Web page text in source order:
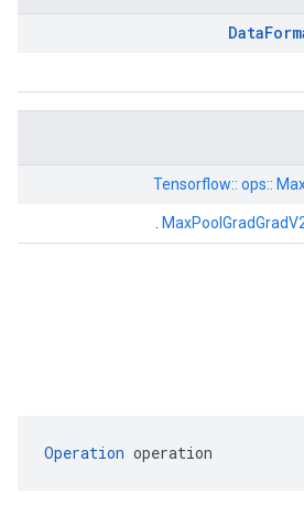
Data
Tensorflow:: ops::
Operation operation